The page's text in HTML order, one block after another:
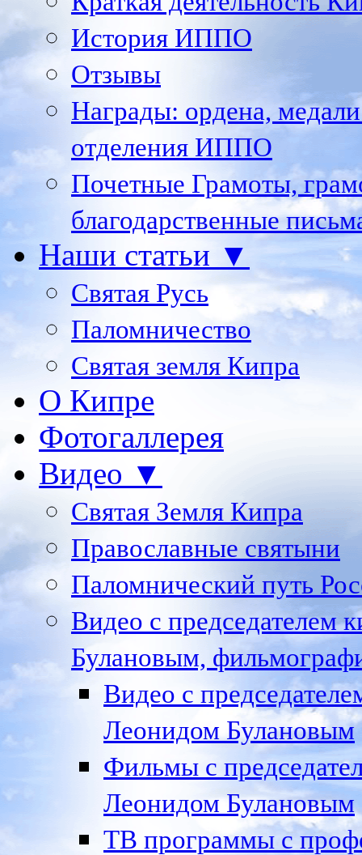
История ИППО
Отзывы
Награды: ордена,
отделения ИППО
Почетные Грамоты,
благодарственные
Наши статьи ▼
Святая Русь
Паломничество
Святая земля Кипра
О Кипре
Фотогаллерея
Видео ▼
Святая Земля Кипра
Православные святыни
Паломнический путь
Видео с председателем
Булановым,
Видео с
Леонидом Булановым
Фильмы с
Леонидом Булановым
ТВ программы с